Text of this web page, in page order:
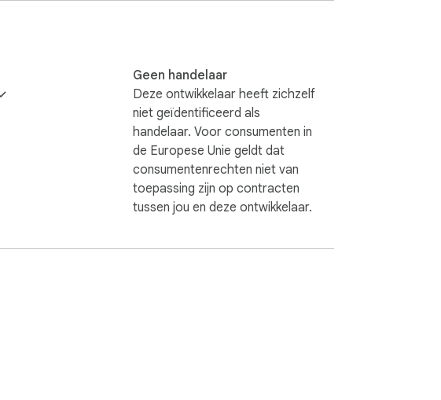
Geen handelaar
Deze ontwikkelaar heeft zichzelf
niet geïdentificeerd als
handelaar. Voor consumenten in
de Europese Unie geldt dat
consumentenrechten niet van
toepassing zijn op contracten
tussen jou en deze ontwikkelaar.